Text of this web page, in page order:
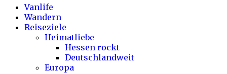
Vanlife
Wandern
Reiseziele
Heimatliebe
Hessen rockt
Deutschlandweit
Europa